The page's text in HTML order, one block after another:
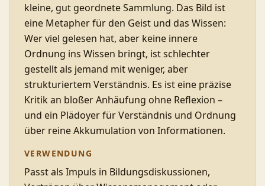
kleine, gut geordnete Sammlung. Das Bild ist
eine Metapher für den Geist und das Wissen:
Wer viel gelesen hat, aber keine innere
Ordnung ins Wissen bringt, ist schlechter
gestellt als jemand mit weniger, aber
strukturiertem Verständnis. Es ist eine präzise
Kritik an bloßer Anhäufung ohne Reflexion –
und ein Plädoyer für Verständnis und Ordnung
über reine Akkumulation von Informationen.
VERWENDUNG
Passt als Impuls in Bildungsdiskussionen,